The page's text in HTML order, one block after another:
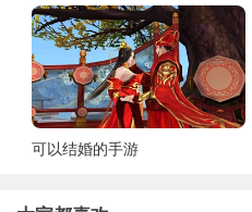
可以结婚的手游